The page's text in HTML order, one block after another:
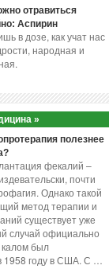
отравиться
Аспирин
в дозе, как учат нас
народная и
»
полезнее
фекалий –
почти
Однако такой
метод терапии и
существует уже
случай официально
калом был
1958 году в США. С …